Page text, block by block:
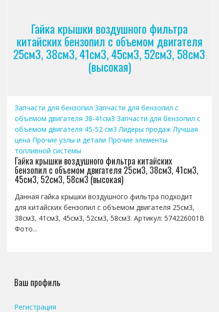
Гайка крышки воздушного фильтра
китайских бензопил с объемом двигателя
25см3, 38см3, 41см3, 45см3, 52см3, 58см3
(высокая)
Запчасти для бензопил Запчасти для бензопил с
объемом двигателя 38-41см3 Запчасти для бензопил с
объемом двигателя 45-52 см3 Лидеры продаж Лучшая
цена Прочие узлы и детали Прочие элементы
топливной системы
Гайка крышки воздушного фильтра китайских
бензопил с объемом двигателя 25см3, 38см3, 41см3,
45см3, 52см3, 58см3 (высокая)
Данная гайка крышки воздушного фильтра подходит
для китайских бензопил с объемом двигателя 25см3,
38см3, 41см3, 45см3, 52см3, 58см3. Артикул: 574226001B
Фото...
Ваш профиль
Регистрация